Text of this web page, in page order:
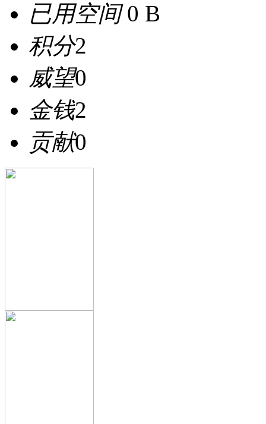
已用空间0 B
积分2
威望0
金钱2
贡献0